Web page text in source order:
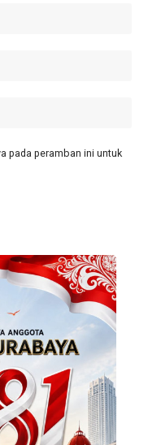
pada peramban ini untuk